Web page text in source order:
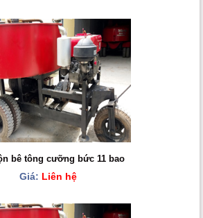
bê tông cưỡng bức 11 bao
Giá: Liên hệ